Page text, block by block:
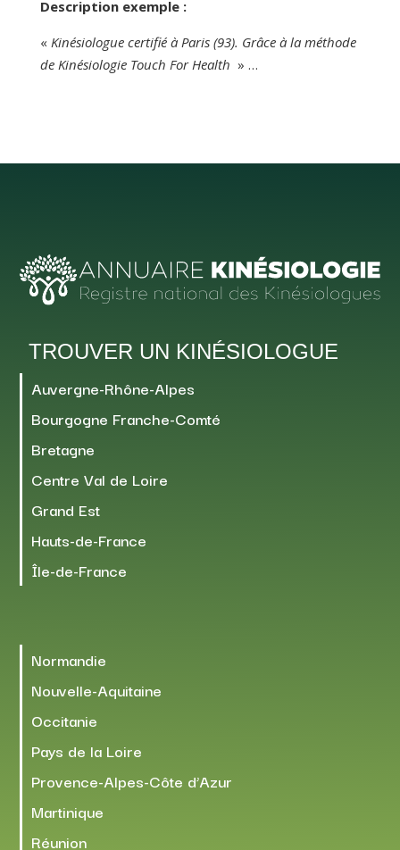
Description exemple :
« Kinésiologue certifié à Paris (93). Grâce à la méthode
de Kinésiologie Touch For Health » …
TROUVER UN KINÉSIOLOGUE
Auvergne-Rhône-Alpes
Bourgogne Franche-Comté
Bretagne
Centre Val de Loire
Grand Est
Hauts-de-France
Île-de-France
Normandie
Nouvelle-Aquitaine
Occitanie
Pays de la Loire
Provence-Alpes-Côte d’Azur
Martinique
Réunion